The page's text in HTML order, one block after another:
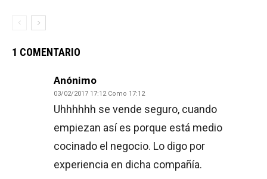
1 COMENTARIO
Anónimo
03/02/2017 17:12 Como 17:12
Uhhhhhh se vende seguro, cuando
empiezan así es porque está medio
cocinado el negocio. Lo digo por
experiencia en dicha compañía.